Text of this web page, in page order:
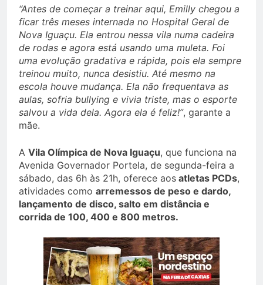
“Antes de começar a treinar aqui, Emilly chegou a
ficar três meses internada no Hospital Geral de
Nova Iguaçu. Ela entrou nessa vila numa cadeira
de rodas e agora está usando uma muleta. Foi
uma evolução gradativa e rápida, pois ela sempre
treinou muito, nunca desistiu. Até mesmo na
escola houve mudança. Ela não frequentava as
aulas, sofria bullying e vivia triste, mas o esporte
salvou a vida dela. Agora ela é feliz!”, garante a
mãe.
A Vila Olímpica de Nova Iguaçu, que funciona na
Avenida Governador Portela, de segunda-feira a
sábado, das 6h às 21h, oferece aos atletas PCDs,
atividades como arremessos de peso e dardo,
lançamento de disco, salto em distância e
corrida de 100, 400 e 800 metros.